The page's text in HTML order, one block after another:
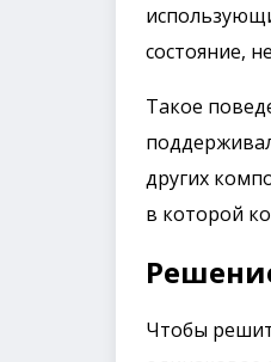
состояние,
Такое
других
в которой
Чтобы